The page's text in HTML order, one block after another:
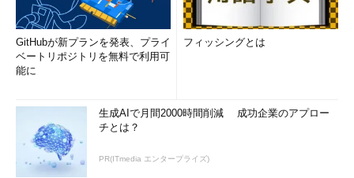
ここでは、設計／開発フェイズにおいてどのように品質を確保
していくかについて考えてみたい。矢見雲マネージャは、テスト
により品質を確保すると考えているが、テストとは品質が満たさ
テストから単体テストへなど、どうしても前工程の作業に手戻り
が発生し、必要となる工数は必然的に大きくなってしまう。そし
て、テストフェイズまでくると納期も迫っているので、収拾でき
ない事態につながるケースも珍しくない。
GitHubが新プランを発表、プライ
ベートリポジトリを無料で利用可
能に
フィッシングとは
生成AIで月間2000時間削減 成功企業のアプロー
チとは？
PR(ITmedia エンタープライズ)